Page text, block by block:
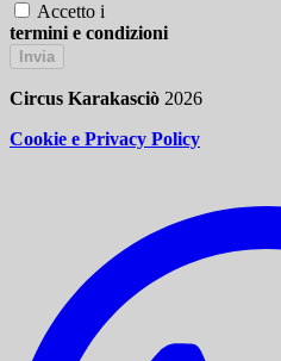
Accetto i
termini e condizioni
Invia
Circus Karakasciò 2026
Cookie e Privacy Policy